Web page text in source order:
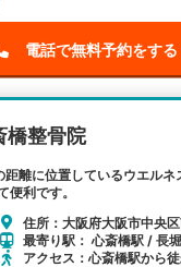
電話で無料予約をする
橋整骨院
離に位置しているウエルネ
便利です。
住所：大阪府大阪市中央
最寄り駅： 心斎橋駅 / 長
アクセス：心斎橋駅から